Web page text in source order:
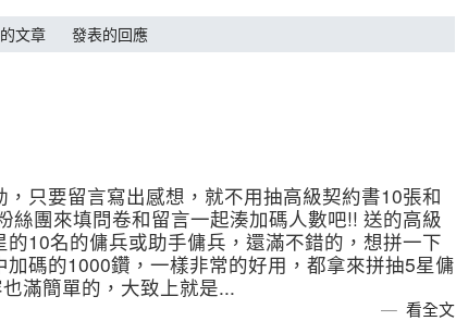
文章 發表的回應
只要留言寫出感想，就不用抽高級契約書10張和
絲團來填問卷和留言一起湊加碼人數吧!! 送的高級
10名的傭兵或助手傭兵，還滿不錯的，想拼一下
碼的1000鑽，一樣非常的好用，都拿來拼抽5星傭
滿簡單的，大致上就是...
看全文